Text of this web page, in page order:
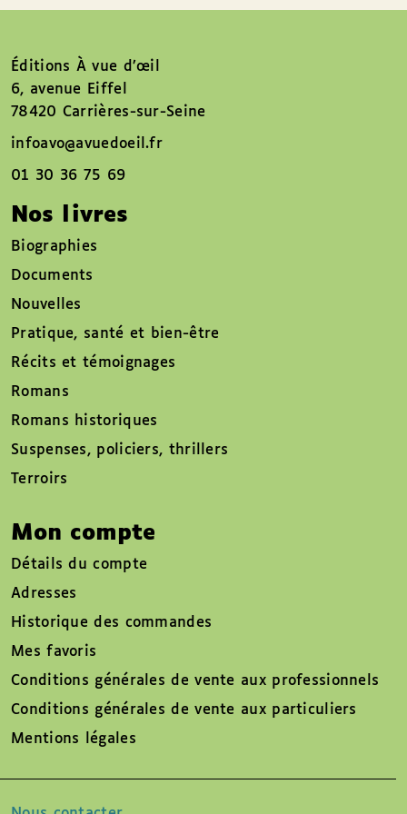
Éditions À vue d’œil
6, avenue Eiffel
78420 Carrières-sur-Seine
infoavo@avuedoeil.fr
01 30 36 75 69
Nos livres
Biographies
Documents
Nouvelles
Pratique, santé et bien-être
Récits et témoignages
Romans
Romans historiques
Suspenses, policiers, thrillers
Terroirs
Mon compte
Détails du compte
Adresses
Historique des commandes
Mes favoris
Conditions générales de vente aux professionnels
Conditions générales de vente aux particuliers
Mentions légales